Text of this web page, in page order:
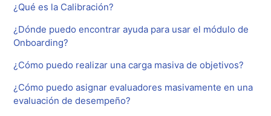
¿Qué es la Calibración?
¿Dónde puedo encontrar ayuda para usar el módulo de
Onboarding?
¿Cómo puedo realizar una carga masiva de objetivos?
¿Cómo puedo asignar evaluadores masivamente en una
evaluación de desempeño?